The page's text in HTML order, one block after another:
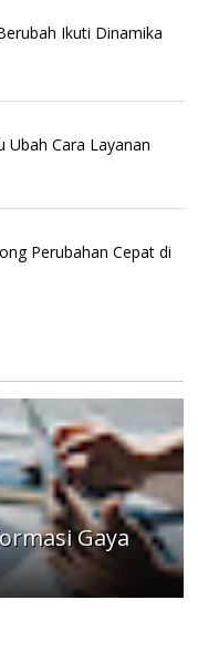
Ikuti Dinamika
Ubah Cara Layanan
Perubahan Cepat di
Gaya